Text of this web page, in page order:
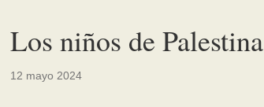
Los niños de Palestina
12 mayo 2024